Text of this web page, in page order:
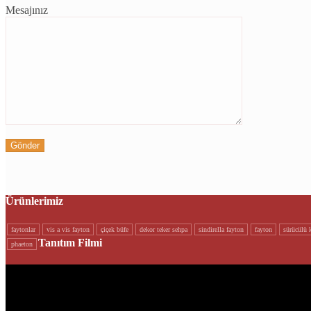
Mesajınız
Ürünlerimiz
faytonlar vi̇s a vi̇s fayton çi̇çek büfe dekor teker sehpa si̇ndi̇rella fayton fayton sürücülü
phaeton
Tanıtım Filmi